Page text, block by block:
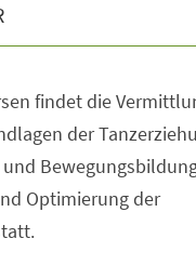
findet die
der
Optimierung der